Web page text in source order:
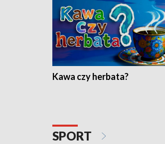
Kawa czy herbata?
SPORT